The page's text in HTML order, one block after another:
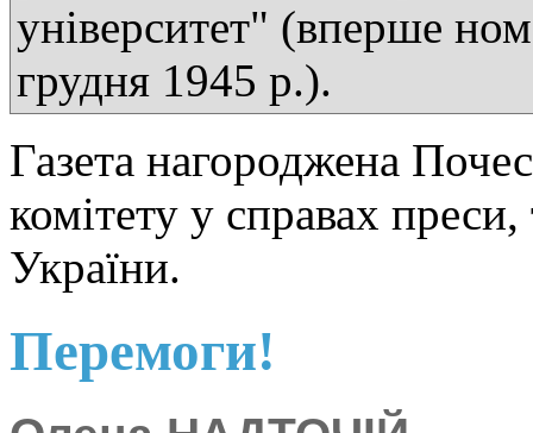
університет" (вперше
грудня 1945 р.).
Газета нагороджена
комітету у справах
України.
Перемоги!